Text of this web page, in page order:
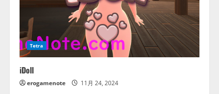
Tetra
iDoll
erogamenote 11月 24, 2024